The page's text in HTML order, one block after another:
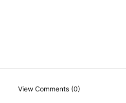
View Comments (0)